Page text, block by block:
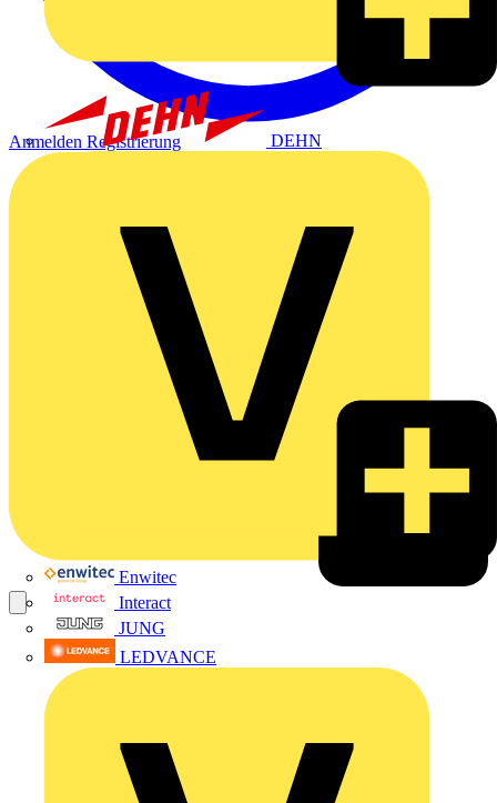
DEHN
Enwitec
Interact
JUNG
LEDVANCE
Anmelden Registrierung